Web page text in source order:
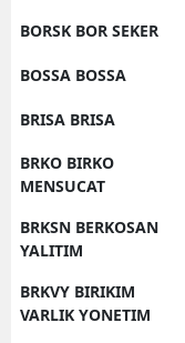
BORSK BOR SEKER
BOSSA BOSSA
BRISA BRISA
BRKO BIRKO
MENSUCAT
BRKSN BERKOSAN
YALITIM
BRKVY BIRIKIM
VARLIK YONETIM